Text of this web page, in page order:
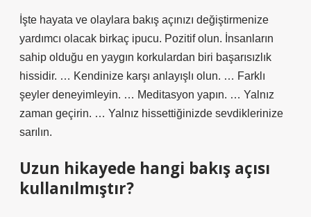
İşte hayata ve olaylara bakış açınızı değiştirmenize
yardımcı olacak birkaç ipucu. Pozitif olun. İnsanların
sahip olduğu en yaygın korkulardan biri başarısızlık
hissidir. … Kendinize karşı anlayışlı olun. … Farklı
şeyler deneyimleyin. … Meditasyon yapın. … Yalnız
zaman geçirin. … Yalnız hissettiğinizde sevdiklerinize
sarılın.
Uzun hikayede hangi bakış açısı
kullanılmıştır?